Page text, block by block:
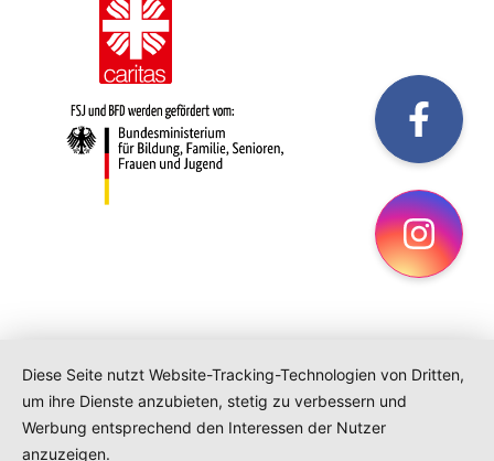
Diese Seite nutzt Website-Tracking-Technologien von Dritten,
um ihre Dienste anzubieten, stetig zu verbessern und
Werbung entsprechend den Interessen der Nutzer
anzuzeigen.